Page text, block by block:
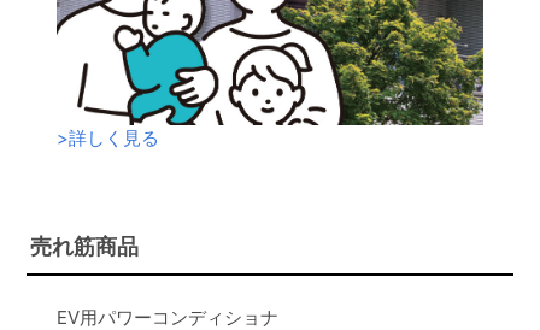
>詳しく見る
売れ筋商品
EV用パワーコンディショナ